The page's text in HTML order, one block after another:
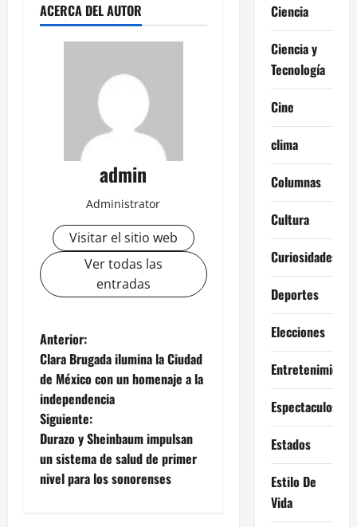
ACERCA DEL AUTOR
admin
Administrator
Visitar el sitio web
Ver todas las
entradas
N
a
v
e
g
Anterior:
Clara Brugada ilumina la Ciudad
de México con un homenaje a la
independencia
Siguiente:
Durazo y Sheinbaum impulsan
un sistema de salud de primer
nivel para los sonorenses
Ciencia
Ciencia y
Tecnología
Cine
clima
Columnas
Cultura
Curiosidades
Deportes
Elecciones
Entretenimiento
Espectaculos
Estados
Estilo De
Vida